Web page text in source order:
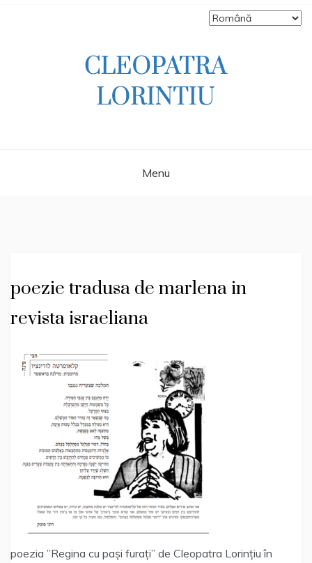
Menu
poezie tradusa de marlena in
revista israeliana
poezia ”Regina cu pași furați” de Cleopatra Lorințiu în